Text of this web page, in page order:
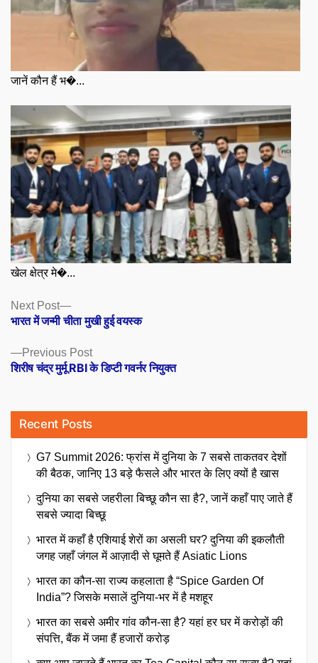
जानें कौन हैं भ�...
खेल क्षेत्र मे�...
Posts
navigation
Previous PostPrevious
post:
शिरीष चंद्र मुर्मू RBI के डिप्टी गवर्नर नियुक्त
Next Post
Next
post:
भारत में जन्मी चीता मुखी हुई वयस्क
Recent Posts
G7 Summit 2026: फ्रांस में दुनिया के 7 सबसे ताकतवर देशों
की बैठक, जानिए 13 बड़े फैसले और भारत के लिए क्यों है खास
दुनिया का सबसे जहरीला बिच्छू कौन सा है?, जानें कहाँ पाए जाते हैं
सबसे ज्यादा बिच्छू
भारत में कहाँ है एशियाई शेरों का असली घर? दुनिया की इकलौती
जगह जहाँ जंगल में आज़ादी से घूमते हैं Asiatic Lions
भारत का कौन-सा राज्य कहलाता है “Spice Garden Of
India”? जिसके मसालें दुनिया-भर में है मशहूर
भारत का सबसे अमीर गांव कौन-सा है? यहां हर घर में करोड़ों की
संपत्ति, बैंक में जमा हैं हजारों करोड़